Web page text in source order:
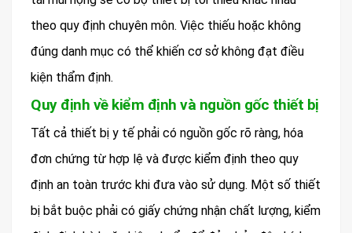
theo quy định chuyên môn. Việc thiếu hoặc không
đúng danh mục có thể khiến cơ sở không đạt điều
kiện thẩm định.
Quy định về kiểm định và nguồn gốc thiết bị
Tất cả thiết bị y tế phải có nguồn gốc rõ ràng, hóa
đơn chứng từ hợp lệ và được kiểm định theo quy
định an toàn trước khi đưa vào sử dụng. Một số thiết
bị bắt buộc phải có giấy chứng nhận chất lượng, kiểm